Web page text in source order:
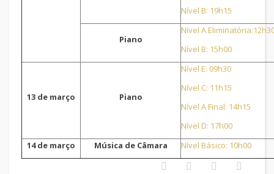
Nível B: 19h15
Piano
Nível A
Nível B: 15h00
13 de março Piano
Nível E: 09h30
Nível C: 11h15
Nível A Final: 14h15
Nível D: 17h00
14 de março
Música de Câmara Nível Básico: 10h00